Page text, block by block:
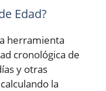
Edad?
herramienta
cronológica de
y otras
la